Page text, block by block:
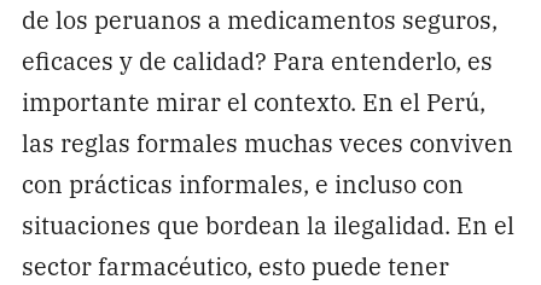
de los peruanos a medicamentos seguros,
eficaces y de calidad? Para entenderlo, es
importante mirar el contexto. En el Perú,
las reglas formales muchas veces conviven
con prácticas informales, e incluso con
situaciones que bordean la ilegalidad. En el
sector farmacéutico, esto puede tener